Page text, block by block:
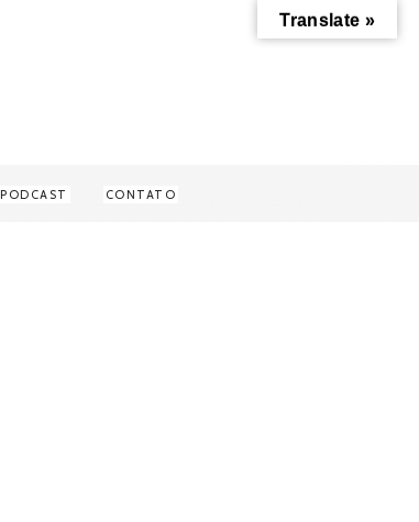
PODCAST CONTATO
Translate »